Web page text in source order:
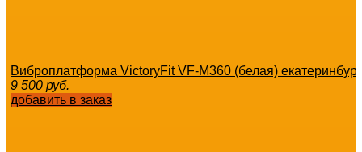
Виброплатформа VictoryFit VF-M360 (белая)
9 500 руб.
добавить в заказ